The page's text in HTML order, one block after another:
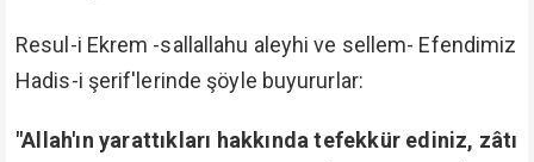
Resul-i Ekrem -sallallahu aleyhi ve sellem- Efendimiz
Hadis-i şerif'lerinde şöyle buyururlar:
"Allah'ın yarattıkları hakkında tefekkür ediniz, zâtı